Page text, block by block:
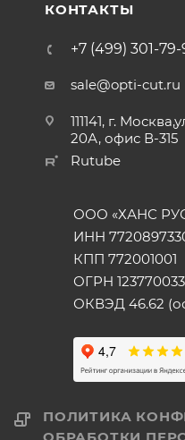
КОНТАКТЫ
+7 (499) 301-
sale@opti-cut.ru
111141, г.
20А, офис В-315
Rutube
ООО «ХАНС
ИНН
КПП 772001001
ОГРН
ОКВЭД 46.62
ПОЛИТИКА